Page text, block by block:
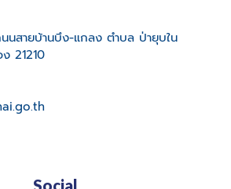
สายบ้านบึง-แกลง ตำบล ป่ายุบใน
21210
Social